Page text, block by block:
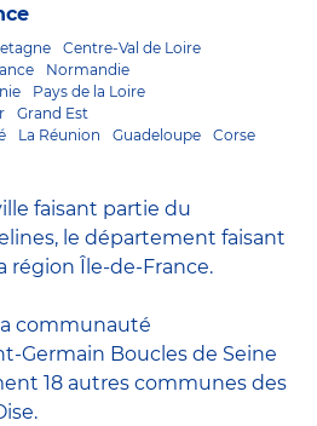
Centre-Val de Loire
Normandie
Pays de la Loire
Grand Est
La Réunion Guadeloupe Corse
faisant partie du
le département faisant
région Île-de-France.
communauté
Germain Boucles de Seine
18 autres communes des